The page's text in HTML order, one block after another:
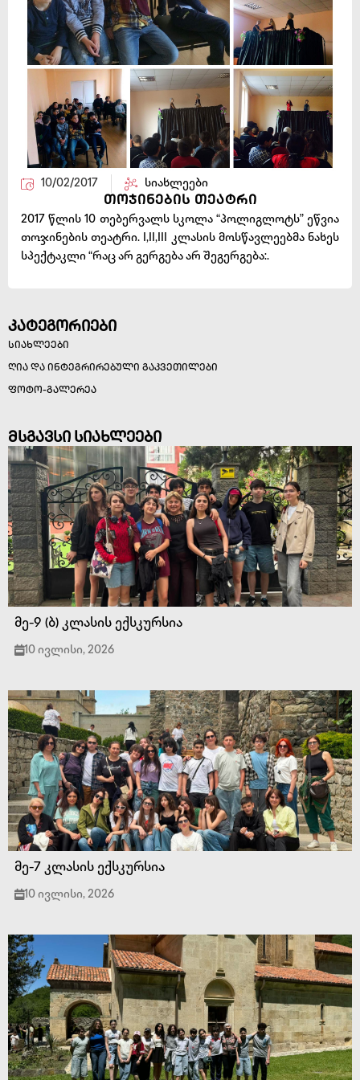
კატეგორიები
სიახლეები
ღია და ინტეგრირებული გაკვეთილები
ფოტო-გალერეა
მსგავსი სიახლეები
მე-9 (ბ) კლასის ექსკურსია
10 ივლისი, 2026
მე-7 კლასის ექსკურსია
10 ივლისი, 2026
10/02/2017 სიახლეები
თოჯინების თეატრი
2017 წლის 10 თებერვალს სკოლა “პოლიგლოტს” ეწვია
თოჯინების თეატრი. I,II,III კლასის მოსწავლეებმა ნახეს
სპექტაკლი “რაც არ გერგება არ შეგერგება:.